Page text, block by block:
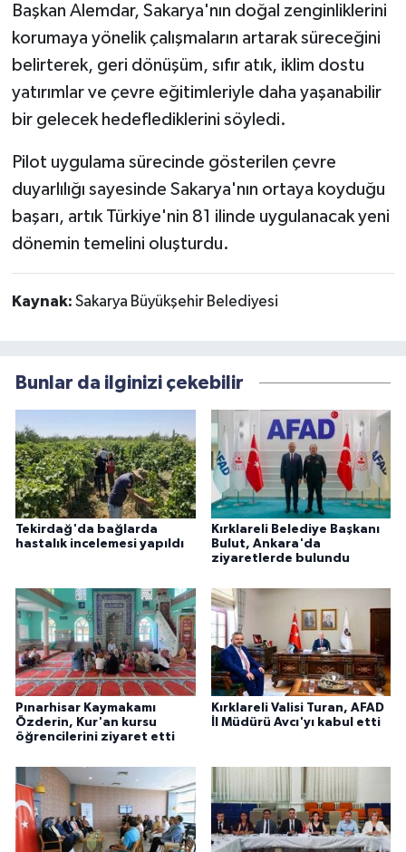
Başkan Alemdar, Sakarya'nın doğal zenginliklerini
korumaya yönelik çalışmaların artarak süreceğini
belirterek, geri dönüşüm, sıfır atık, iklim dostu
yatırımlar ve çevre eğitimleriyle daha yaşanabilir
bir gelecek hedeflediklerini söyledi.
Pilot uygulama sürecinde gösterilen çevre
duyarlılığı sayesinde Sakarya'nın ortaya koyduğu
başarı, artık Türkiye'nin 81 ilinde uygulanacak yeni
dönemin temelini oluşturdu.
Kaynak: Sakarya Büyükşehir Belediyesi
Bunlar da ilginizi çekebilir
Tekirdağ'da bağlarda
hastalık incelemesi yapıldı
Kırklareli Belediye Başkanı
Bulut, Ankara'da
ziyaretlerde bulundu
Pınarhisar Kaymakamı
Özderin, Kur'an kursu
öğrencilerini ziyaret etti
Kırklareli Valisi Turan, AFAD
İl Müdürü Avcı'yı kabul etti